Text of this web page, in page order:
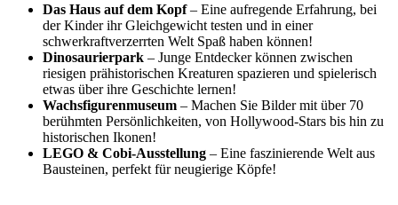
Das Haus auf dem Kopf– Eine aufregende Erfahrung, bei
der Kinder ihr Gleichgewicht testen und in einer
schwerkraftverzerrten Welt Spaß haben können!
Dinosaurierpark – Junge Entdecker können zwischen
riesigen prähistorischen Kreaturen spazieren und spielerisch
etwas über ihre Geschichte lernen!
Wachsfigurenmuseum – Machen Sie Bilder mit über 70
berühmten Persönlichkeiten, von Hollywood-Stars bis hin zu
historischen Ikonen!
LEGO & Cobi-Ausstellung – Eine faszinierende Welt aus
Bausteinen, perfekt für neugierige Köpfe!